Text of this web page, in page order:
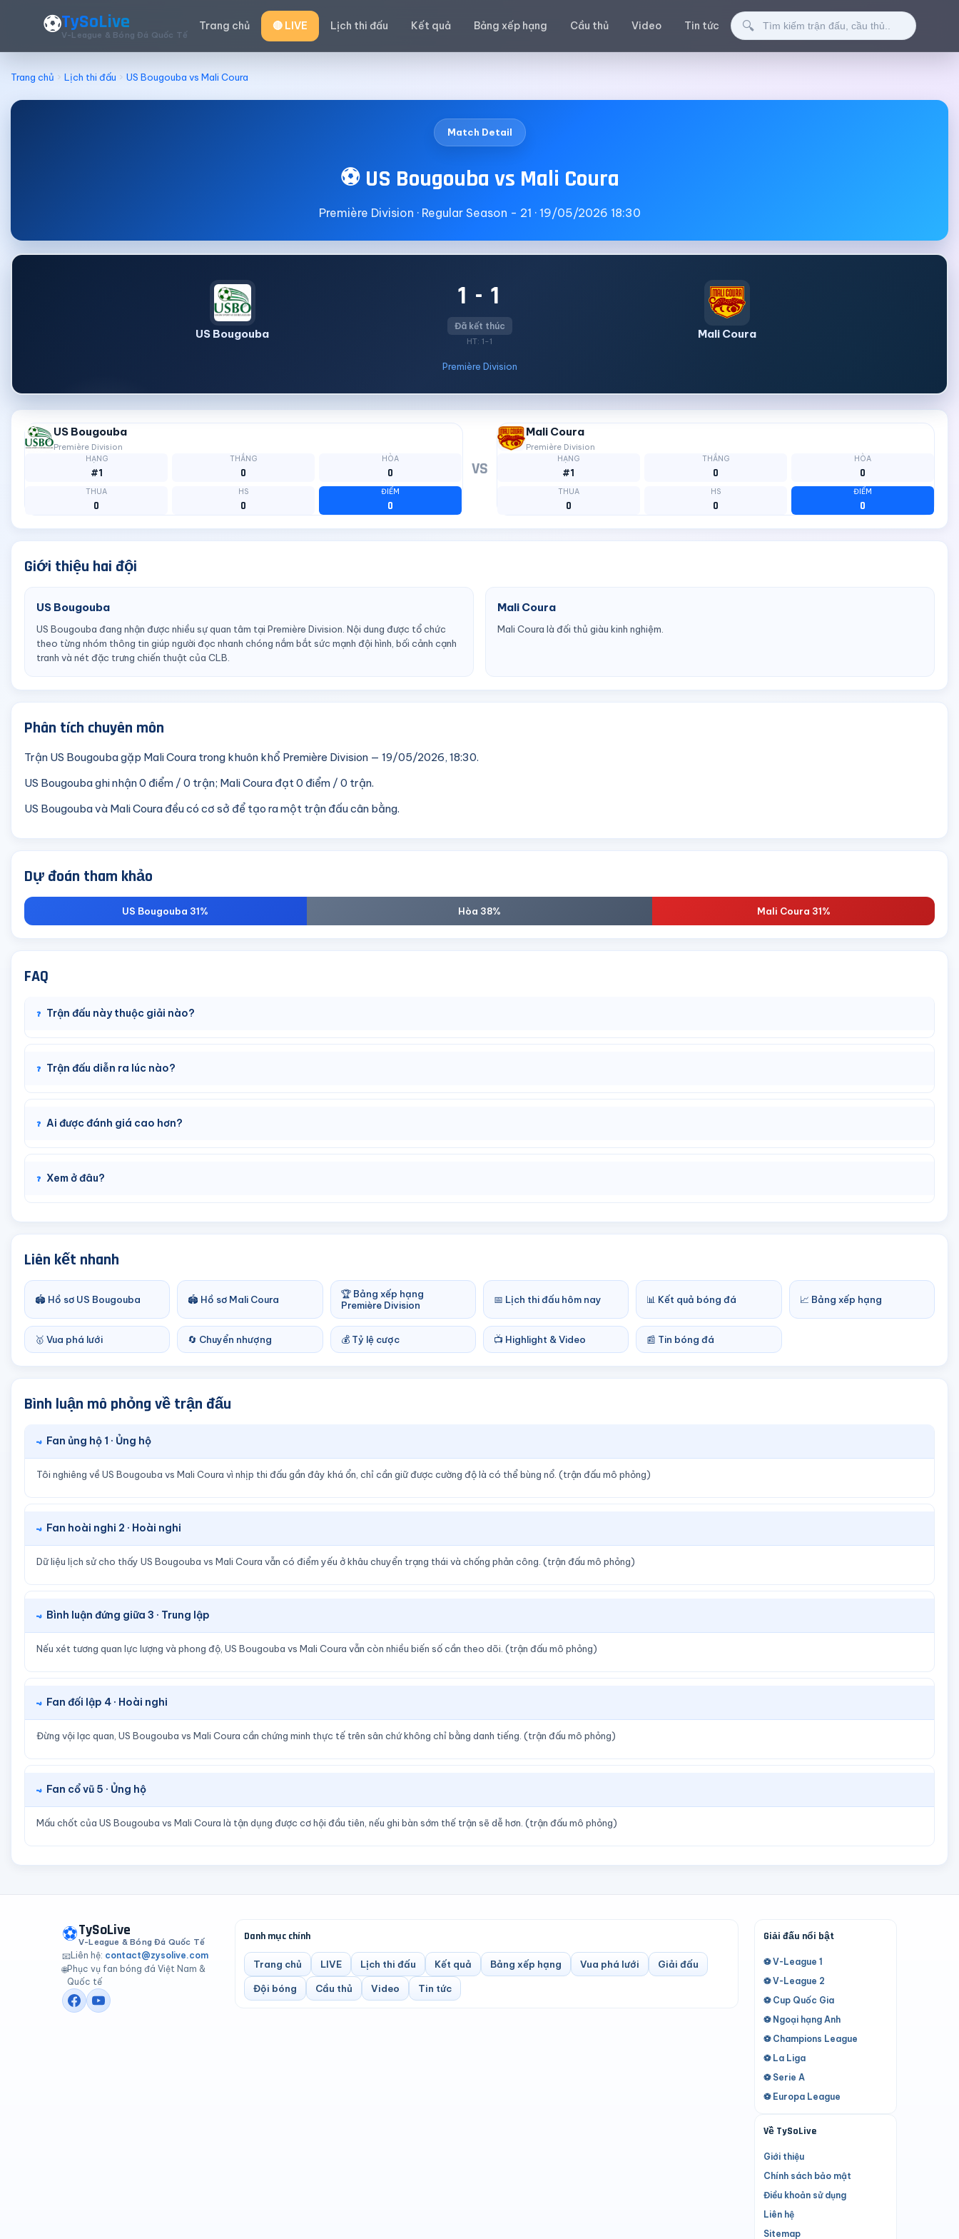
⚽TySoLive
V-League & Bóng Đá Quốc Tế
Trang chủ 🔴 LIVE Lịch thi đấu Kết quả Bảng xếp hạng Cầu thủ Video Tin tức Tìm kiếm
🔍
Trang chủ Lịch thi đấu US Bougouba vs Mali Coura
Match Detail
⚽ US Bougouba vs Mali Coura
Première Division · Regular Season - 21 · 19/05/2026 18:30
US Bougouba
1 - 1
Đã kết thúc
HT: 1-1
Mali Coura
Première Division
US Bougouba
Première Division
HẠNG
#1
THẮNG
0
HÒA
0
THUA
0
HS
0
ĐIỂM
0
VS
Mali Coura
Première Division
HẠNG
#1
THẮNG
0
HÒA
0
THUA
0
HS
0
ĐIỂM
0
Giới thiệu hai đội
US Bougouba
US Bougouba đang nhận được nhiều sự quan tâm tại Première Division. Nội dung được tổ chức
theo từng nhóm thông tin giúp người đọc nhanh chóng nắm bắt sức mạnh đội hình, bối cảnh cạnh
tranh và nét đặc trưng chiến thuật của CLB.
Mali Coura
Mali Coura là đối thủ giàu kinh nghiệm.
Phân tích chuyên môn
Trận US Bougouba gặp Mali Coura trong khuôn khổ Première Division — 19/05/2026, 18:30.
US Bougouba ghi nhận 0 điểm / 0 trận; Mali Coura đạt 0 điểm / 0 trận.
US Bougouba và Mali Coura đều có cơ sở để tạo ra một trận đấu cân bằng.
Dự đoán tham khảo
US Bougouba 31% Hòa 38% Mali Coura 31%
FAQ
Trận đấu này thuộc giải nào?
Trận đấu diễn ra lúc nào?
Ai được đánh giá cao hơn?
Xem ở đâu?
Liên kết nhanh
🏟️ Hồ sơ US Bougouba 🏟️ Hồ sơ Mali Coura
🏆 Bảng xếp hạng
Première Division
📅 Lịch thi đấu hôm nay 📊 Kết quả bóng đá 📈 Bảng xếp hạng
🥇 Vua phá lưới 🔄 Chuyển nhượng 💰 Tỷ lệ cược 📺 Highlight & Video 📰 Tin bóng đá
Bình luận mô phỏng về trận đấu
Fan ủng hộ 1 · Ủng hộ
Tôi nghiêng về US Bougouba vs Mali Coura vì nhịp thi đấu gần đây khá ổn, chỉ cần giữ được cường độ là có thể bùng nổ. (trận đấu mô phỏng)
Fan hoài nghi 2 · Hoài nghi
Dữ liệu lịch sử cho thấy US Bougouba vs Mali Coura vẫn có điểm yếu ở khâu chuyển trạng thái và chống phản công. (trận đấu mô phỏng)
Bình luận đứng giữa 3 · Trung lập
Nếu xét tương quan lực lượng và phong độ, US Bougouba vs Mali Coura vẫn còn nhiều biến số cần theo dõi. (trận đấu mô phỏng)
Fan đối lập 4 · Hoài nghi
Đừng vội lạc quan, US Bougouba vs Mali Coura cần chứng minh thực tế trên sân chứ không chỉ bằng danh tiếng. (trận đấu mô phỏng)
Fan cổ vũ 5 · Ủng hộ
Mấu chốt của US Bougouba vs Mali Coura là tận dụng được cơ hội đầu tiên, nếu ghi bàn sớm thế trận sẽ dễ hơn. (trận đấu mô phỏng)
⚽TySoLive
V-League & Bóng Đá Quốc Tế
📧Liên hệ: contact@zysolive.com
🌐Phục vụ fan bóng đá Việt Nam &
Quốc tế
Danh mục chính
Trang chủ LIVE Lịch thi đấu Kết quả Bảng xếp hạng Vua phá lưới Giải đấu
Đội bóng Cầu thủ Video Tin tức
Giải đấu nổi bật
⚽ V-League 1
⚽ V-League 2
⚽ Cup Quốc Gia
⚽ Ngoại hạng Anh
⚽ Champions League
⚽ La Liga
⚽ Serie A
⚽ Europa League
Về TySoLive
Giới thiệu
Chính sách bảo mật
Điều khoản sử dụng
Liên hệ
Sitemap